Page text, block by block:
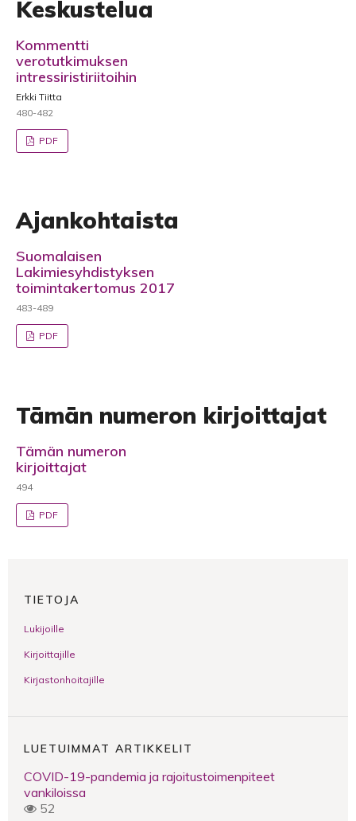
Keskustelua
Kommentti
verotutkimuksen
intressiristiriitoihin
Erkki Tiitta
480-482
PDF
Ajankohtaista
Suomalaisen
Lakimiesyhdistyksen
toimintakertomus 2017
483-489
PDF
Tämän numeron kirjoittajat
Tämän numeron
kirjoittajat
494
PDF
TIETOJA
Lukijoille
Kirjoittajille
Kirjastonhoitajille
LUETUIMMAT ARTIKKELIT
COVID-19-pandemia ja rajoitustoimenpiteet
vankiloissa
52